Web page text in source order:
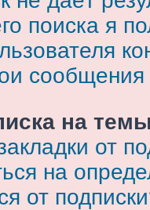
поиска я
на
от
на
от